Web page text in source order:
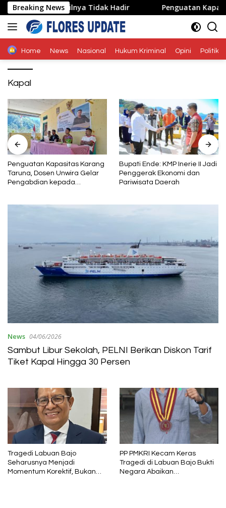
Langsung
ke
konten
Breaking News
Wakilnya Tidak Hadir Penguatan Kapasitas
Home News Nasional Hukum Kriminal Opini Politik
Kapal
Penguatan Kapasitas Karang
Taruna, Dosen Unwira Gelar
Pengabdian kepada
Bupati Ende: KMP Inerie II Jadi
Penggerak Ekonomi dan
Pariwisata Daerah
News 04/06/2026
Sambut Libur Sekolah, PELNI Berikan Diskon Tarif
Tiket Kapal Hingga 30 Persen
Tragedi Labuan Bajo
Seharusnya Menjadi
Momentum Korektif, Bukan
PP PMKRI Kecam Keras
Tragedi di Labuan Bajo Bukti
Negara Abaikan